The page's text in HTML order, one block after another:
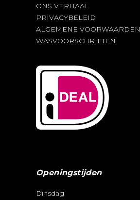
ONS VERHAAL
PRIVACYBELEID
ALGEMENE VOORWAARDEN
WASVOORSCHRIFTEN
Openingstijden
Dinsdag